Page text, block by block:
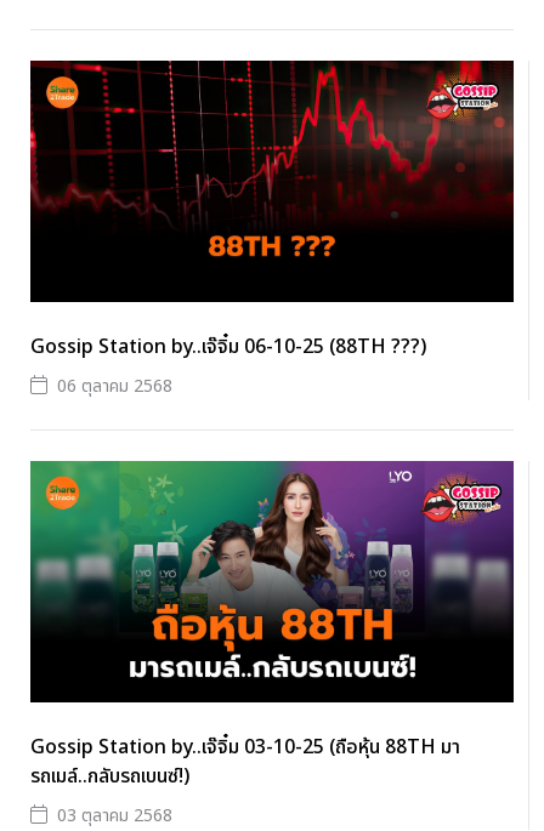
Gossip Station by..เจ๊จิ๋ม 06-10-25 (88TH ???)
06 ตุลาคม 2568
Gossip Station by..เจ๊จิ๋ม 03-10-25 (ถือหุ้น 88TH มา
รถเมล์..กลับรถเบนซ์!)
03 ตุลาคม 2568